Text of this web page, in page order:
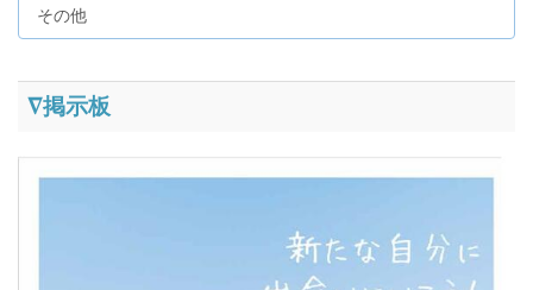
その他
∇掲示板